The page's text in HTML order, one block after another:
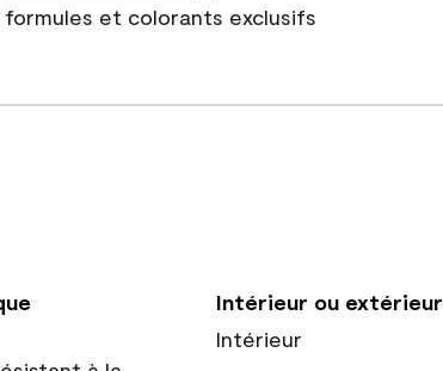
et colorants exclusifs
Intérieur ou extérieur
Intérieur